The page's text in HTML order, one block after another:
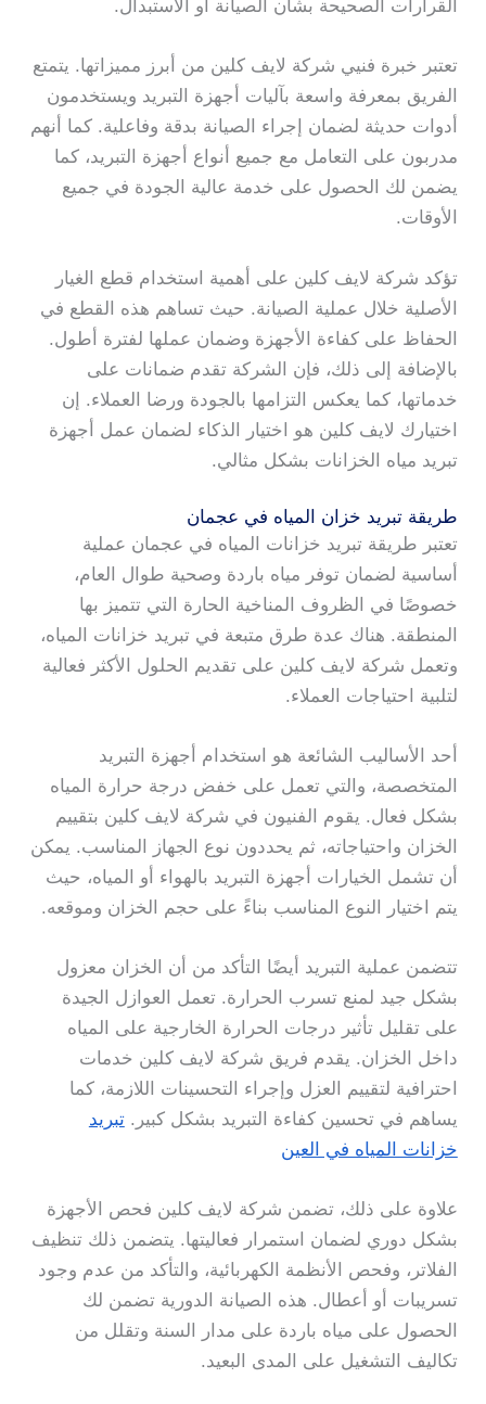
القرارات الصحيحة بشأن الصيانة أو الاستبدال.
تعتبر خبرة فنيي شركة لايف كلين من أبرز مميزاتها. يتمتع
الفريق بمعرفة واسعة بآليات أجهزة التبريد ويستخدمون
أدوات حديثة لضمان إجراء الصيانة بدقة وفاعلية. كما أنهم
مدربون على التعامل مع جميع أنواع أجهزة التبريد، كما
يضمن لك الحصول على خدمة عالية الجودة في جميع
الأوقات.
تؤكد شركة لايف كلين على أهمية استخدام قطع الغيار
الأصلية خلال عملية الصيانة. حيث تساهم هذه القطع في
الحفاظ على كفاءة الأجهزة وضمان عملها لفترة أطول.
بالإضافة إلى ذلك، فإن الشركة تقدم ضمانات على
خدماتها، كما يعكس التزامها بالجودة ورضا العملاء. إن
اختيارك لايف كلين هو اختيار الذكاء لضمان عمل أجهزة
تبريد مياه الخزانات بشكل مثالي.
طريقة تبريد خزان المياه في عجمان
تعتبر طريقة تبريد خزانات المياه في عجمان عملية
أساسية لضمان توفر مياه باردة وصحية طوال العام،
خصوصًا في الظروف المناخية الحارة التي تتميز بها
المنطقة. هناك عدة طرق متبعة في تبريد خزانات المياه،
وتعمل شركة لايف كلين على تقديم الحلول الأكثر فعالية
لتلبية احتياجات العملاء.
أحد الأساليب الشائعة هو استخدام أجهزة التبريد
المتخصصة، والتي تعمل على خفض درجة حرارة المياه
بشكل فعال. يقوم الفنيون في شركة لايف كلين بتقييم
الخزان واحتياجاته، ثم يحددون نوع الجهاز المناسب. يمكن
أن تشمل الخيارات أجهزة التبريد بالهواء أو المياه، حيث
يتم اختيار النوع المناسب بناءً على حجم الخزان وموقعه.
تتضمن عملية التبريد أيضًا التأكد من أن الخزان معزول
بشكل جيد لمنع تسرب الحرارة. تعمل العوازل الجيدة
على تقليل تأثير درجات الحرارة الخارجية على المياه
داخل الخزان. يقدم فريق شركة لايف كلين خدمات
احترافية لتقييم العزل وإجراء التحسينات اللازمة، كما
يساهم في تحسين كفاءة التبريد بشكل كبير.تبريد
خزانات المياه في العين
علاوة على ذلك، تضمن شركة لايف كلين فحص الأجهزة
بشكل دوري لضمان استمرار فعاليتها. يتضمن ذلك تنظيف
الفلاتر، وفحص الأنظمة الكهربائية، والتأكد من عدم وجود
تسريبات أو أعطال. هذه الصيانة الدورية تضمن لك
الحصول على مياه باردة على مدار السنة وتقلل من
تكاليف التشغيل على المدى البعيد.